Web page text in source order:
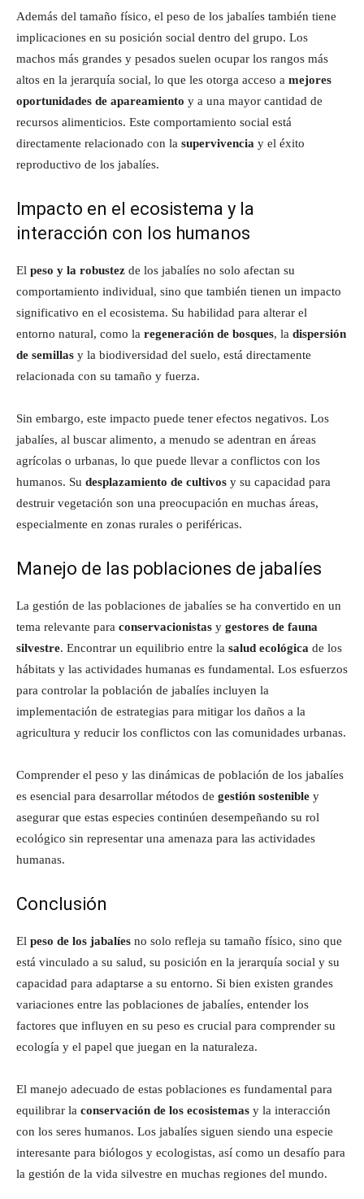
Además del tamaño físico, el peso de los jabalíes también tiene
implicaciones en su posición social dentro del grupo. Los
machos más grandes y pesados suelen ocupar los rangos más
altos en la jerarquía social, lo que les otorga acceso a mejores
oportunidades de apareamiento y a una mayor cantidad de
recursos alimenticios. Este comportamiento social está
directamente relacionado con la supervivencia y el éxito
reproductivo de los jabalíes.
Impacto en el ecosistema y la
interacción con los humanos
El peso y la robustez de los jabalíes no solo afectan su
comportamiento individual, sino que también tienen un impacto
significativo en el ecosistema. Su habilidad para alterar el
entorno natural, como la regeneración de bosques, la dispersión
de semillas y la biodiversidad del suelo, está directamente
relacionada con su tamaño y fuerza.
Sin embargo, este impacto puede tener efectos negativos. Los
jabalíes, al buscar alimento, a menudo se adentran en áreas
agrícolas o urbanas, lo que puede llevar a conflictos con los
humanos. Su desplazamiento de cultivos y su capacidad para
destruir vegetación son una preocupación en muchas áreas,
especialmente en zonas rurales o periféricas.
Manejo de las poblaciones de jabalíes
La gestión de las poblaciones de jabalíes se ha convertido en un
tema relevante para conservacionistas y gestores de fauna
silvestre. Encontrar un equilibrio entre la salud ecológica de los
hábitats y las actividades humanas es fundamental. Los esfuerzos
para controlar la población de jabalíes incluyen la
implementación de estrategias para mitigar los daños a la
agricultura y reducir los conflictos con las comunidades urbanas.
Comprender el peso y las dinámicas de población de los jabalíes
es esencial para desarrollar métodos de gestión sostenible y
asegurar que estas especies continúen desempeñando su rol
ecológico sin representar una amenaza para las actividades
humanas.
Conclusión
El peso de los jabalíes no solo refleja su tamaño físico, sino que
está vinculado a su salud, su posición en la jerarquía social y su
capacidad para adaptarse a su entorno. Si bien existen grandes
variaciones entre las poblaciones de jabalíes, entender los
factores que influyen en su peso es crucial para comprender su
ecología y el papel que juegan en la naturaleza.
El manejo adecuado de estas poblaciones es fundamental para
equilibrar la conservación de los ecosistemas y la interacción
con los seres humanos. Los jabalíes siguen siendo una especie
interesante para biólogos y ecologistas, así como un desafío para
la gestión de la vida silvestre en muchas regiones del mundo.